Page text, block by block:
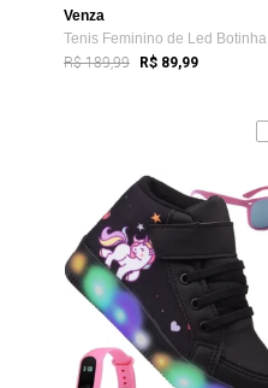
Venza
R$ 189,99 R$ 89,99